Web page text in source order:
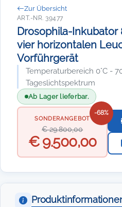
Zur Übersicht
ART.-NR. 39477
Drosophila-Inkubator
vier horizontalen
Vorführgerät
Temperaturbereich 0°C -
Tageslichtspektrum
Ab Lager lieferbar.
-68%
SONDERANGEBOT
€ 29.800,00
€ 9.500,00